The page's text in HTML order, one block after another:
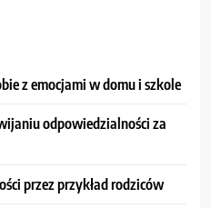
z emocjami w domu i szkole
odpowiedzialności za
przez przykład rodziców